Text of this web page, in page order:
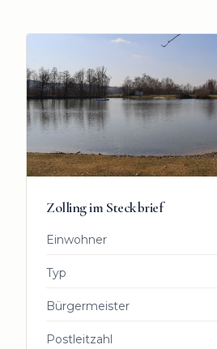
Zollingim Steckbrief
Einwohner
Typ
Bürgermeister
Postleitzahl